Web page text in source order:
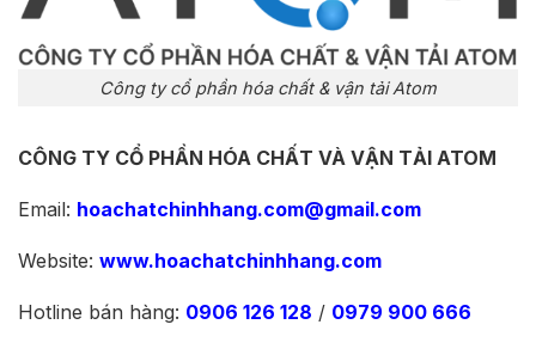
Công ty cổ phần hóa chất & vận tải Atom
CÔNG TY CỔ PHẦN HÓA CHẤT VÀ VẬN TẢI ATOM
Email: hoachatchinhhang.com@gmail.com
Website: www.hoachatchinhhang.com
Hotline bán hàng: 0906 126 128 / 0979 900 666